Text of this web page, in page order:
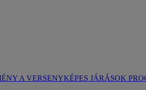
A VERSENYKÉPES JÁRÁSOK